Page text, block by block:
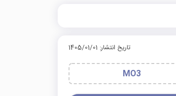
تاریخ انتشار: 1405/01/01
MO3